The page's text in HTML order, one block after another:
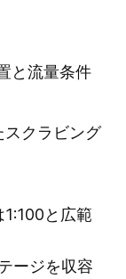
と流量条件
スクラビング
と広範
ージを収容